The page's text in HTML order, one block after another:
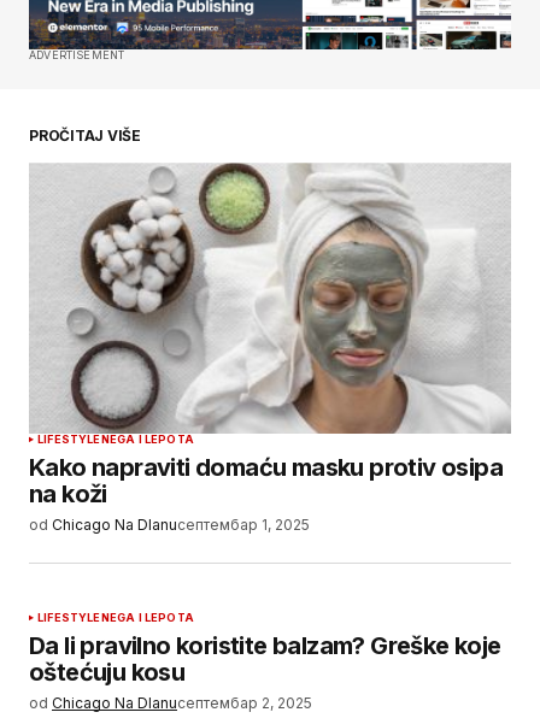
Сачувај моје име, е-пошту и веб место у овом
SUBMIT COMMENT
ADVERTISEMENT
PROČITAJ VIŠE
LIFESTYLE NEGA I LEPOTA
Kako napraviti domaću masku protiv osipa
na koži
od Chicago Na Dlanuсептембар 1, 2025
LIFESTYLENEGA I LEPOTA
Da li pravilno koristite balzam? Greške koje
oštećuju kosu
od Chicago Na Dlanuсептембар 2, 2025